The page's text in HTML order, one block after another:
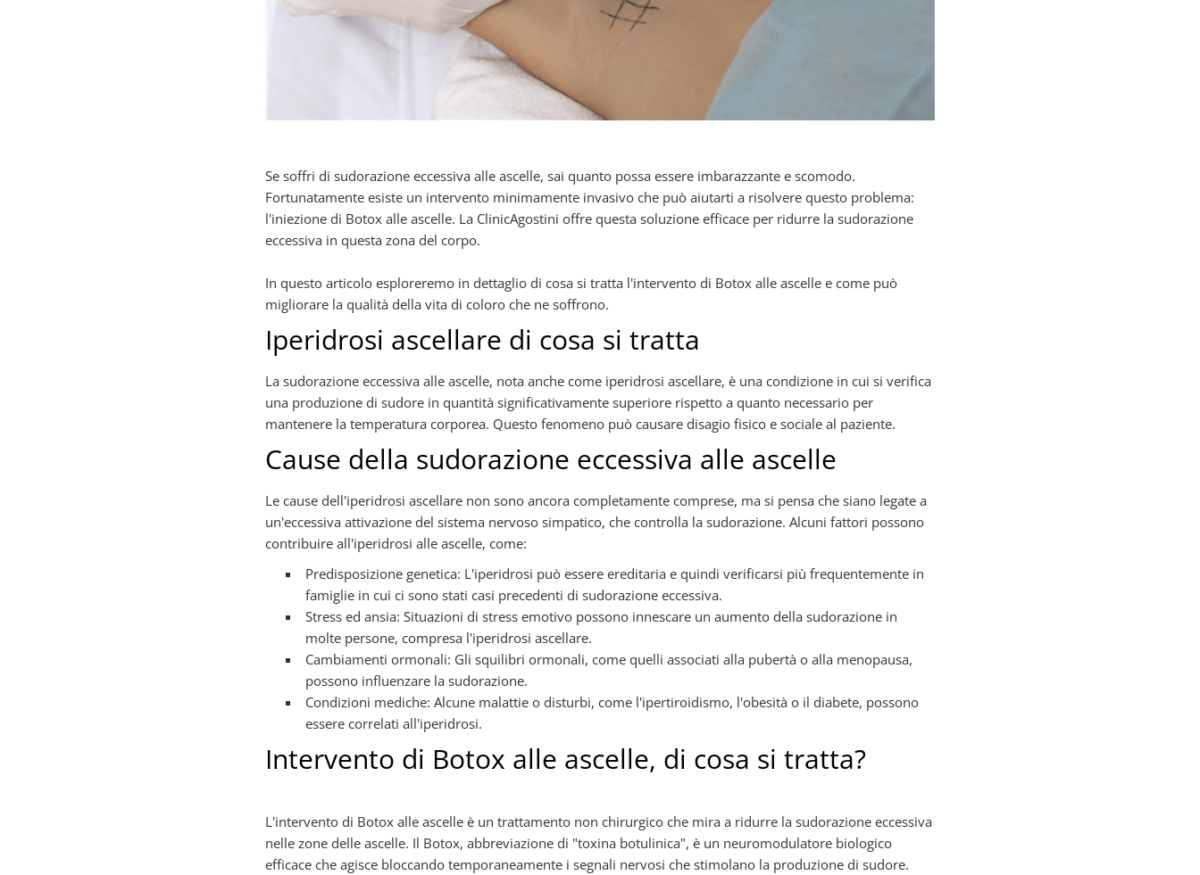
Se soffri di sudorazione eccessiva alle ascelle, sai quanto possa essere imbarazzante e scomodo.
Fortunatamente esiste un intervento minimamente invasivo che può aiutarti a risolvere questo problema:
l'iniezione di Botox alle ascelle. La ClinicAgostini offre questa soluzione efficace per ridurre la sudorazione
eccessiva in questa zona del corpo.
In questo articolo esploreremo in dettaglio di cosa si tratta l'intervento di Botox alle ascelle e come può
migliorare la qualità della vita di coloro che ne soffrono.
Iperidrosi ascellare di cosa si tratta
La sudorazione eccessiva alle ascelle, nota anche come iperidrosi ascellare, è una condizione in cui si verifica
una produzione di sudore in quantità significativamente superiore rispetto a quanto necessario per
mantenere la temperatura corporea. Questo fenomeno può causare disagio fisico e sociale al paziente.
Cause della sudorazione eccessiva alle ascelle
Le cause dell'iperidrosi ascellare non sono ancora completamente comprese, ma si pensa che siano legate a
un'eccessiva attivazione del sistema nervoso simpatico, che controlla la sudorazione. Alcuni fattori possono
contribuire all'iperidrosi alle ascelle, come:
Predisposizione genetica: L'iperidrosi può essere ereditaria e quindi verificarsi più frequentemente in
famiglie in cui ci sono stati casi precedenti di sudorazione eccessiva.
Stress ed ansia: Situazioni di stress emotivo possono innescare un aumento della sudorazione in
molte persone, compresa l'iperidrosi ascellare.
Cambiamenti ormonali: Gli squilibri ormonali, come quelli associati alla pubertà o alla menopausa,
possono influenzare la sudorazione.
Condizioni mediche: Alcune malattie o disturbi, come l'ipertiroidismo, l'obesità o il diabete, possono
essere correlati all'iperidrosi.
Intervento di Botox alle ascelle, di cosa si tratta?
L'intervento di Botox alle ascelle è un trattamento non chirurgico che mira a ridurre la sudorazione eccessiva
nelle zone delle ascelle. Il Botox, abbreviazione di "toxina botulinica", è un neuromodulatore biologico
efficace che agisce bloccando temporaneamente i segnali nervosi che stimolano la produzione di sudore.